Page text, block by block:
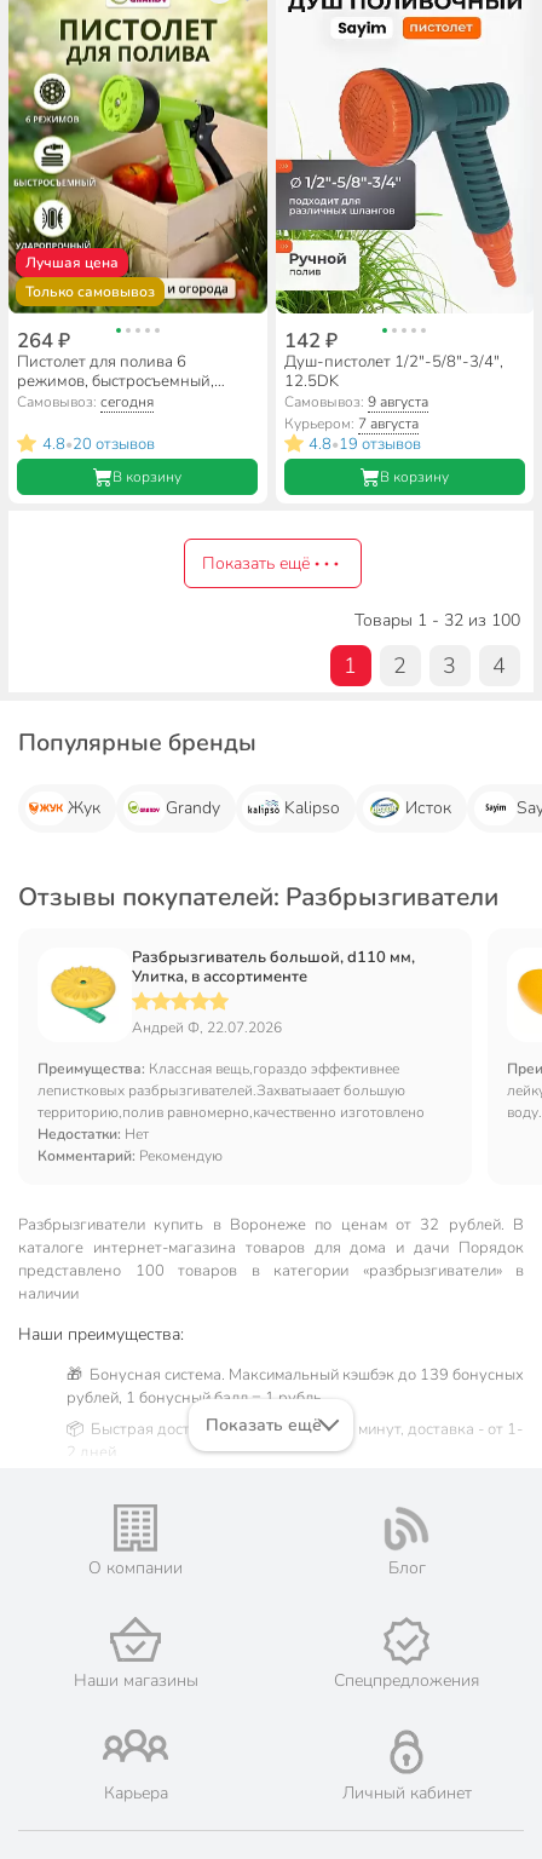
Лучшая цена
Только самовывоз
264 ₽
Пистолет для полива 6
режимов, быстросъемный,
Grandy, JS-9116
Самовывоз:сегодня
4.8•20 отзывов
В корзину
142 ₽
Душ-пистолет 1/2"-5/8"-3/4",
12.5DK
Самовывоз: 9 августа
Курьером: 7 августа
4.8•19 отзывов
В корзину
Показать ещё
Товары 1 - 32 из 100
1 2 3 4
Популярные бренды
Жук Grandy Kalipso Исток
Отзывы покупателей: Разбрызгиватели
Разбрызгиватель большой, d110 мм,
Улитка, в ассортименте
Андрей Ф, 22.07.2026
Преимущества: Классная вещь,гораздо эффективнее
лепистковых разбрызгивателей.Захватыаает большую
территорию,полив равномерно,качественно изготовлено
Недостатки: Нет
Комментарий: Рекомендую
Разбрызгиватели купить в Воронеже по ценам от 32 рублей. В
каталоге интернет-магазина товаров для дома и дачи Порядок
представлено 100 товаров в категории «разбрызгиватели» в
наличии
Наши преимущества:
🎁 Бонусная система. Максимальный кэшбэк до 139 бонусных
рублей, 1 бонусный балл = 1 рубль.
📦 Быстрая доставка. Самовывоз от 60 минут, доставка - от 1-
2 дней.
Жители Воронежской области могут сделать заказ и оплатить
его онлайн на официальном сайте сети магазинов Порядок.
Мы предлагаем бесплатную курьерскую доставку для товара
«разбрызгиватели» при заказе от 3000 рублей в такие города,
Калач, Кантемировка, Лиски, Новая Усмань, Нововоронеж,
Острогожск, Павловск, Россошь, Семилуки, Эртиль.
💳 Оплата: онлайн на сайте интернет-гипермаркета или
🛍 Скидки, акции, распродажи каждый день!
📜 Только оригинальная продукция. Интернет-гипермаркет
Порядок - официальный представитель ведущих мировых
марок.
Показать ещё
О компании Блог
Наши магазины Спецпредложения
Карьера Личный кабинет